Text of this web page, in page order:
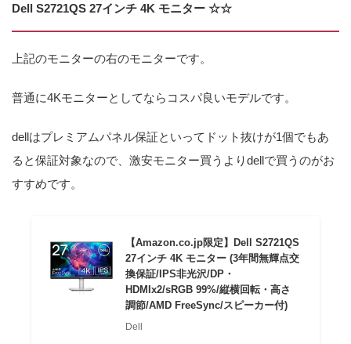
Dell S2721QS 27インチ 4K モニター ☆☆
上記のモニターの右のモニターです。
普通に4Kモニターとしてならコスパ良いモデルです。
dellはプレミアムパネル保証といってドット抜けが1個でもあ
ると保証対象なので、激安モニター買うよりdellで買うのがお
すすめです。
【Amazon.co.jp限定】Dell S2721QS
27インチ 4K モニター (3年間無輝点交
換保証/IPS非光沢/DP・
HDMIx2/sRGB 99%/縦横回転・高さ
調節/AMD FreeSync/スピーカー付)
Dell